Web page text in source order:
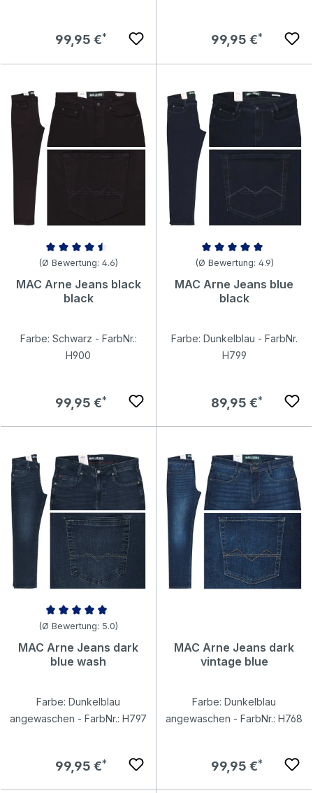
Regulärer Preis:
99,95 € Regulärer Preis:
99,95 €
Durchschnittliche Bewertung von 4.55 von 5 Sternen
(Ø Bewertung: 4.6)
MAC Arne Jeans black
black
Farbe: Schwarz - FarbNr.:
H900
Regulärer Preis:
99,95 €
Durchschnittliche Bewertung
(Ø Bewertung: 4.9)
MAC Arne Jeans blue
black
Farbe: Dunkelblau - FarbNr.
H799
Regulärer Preis:
89,95 €
Durchschnittliche Bewertung von 5 von 5 Sternen
(Ø Bewertung: 5.0)
MAC Arne Jeans dark
blue wash
Farbe: Dunkelblau
angewaschen - FarbNr.: H797
Regulärer Preis:
99,95 €
MAC Arne Jeans dark
vintage blue
Farbe: Dunkelblau
angewaschen - FarbNr.: H768
Regulärer Preis:
99,95 €